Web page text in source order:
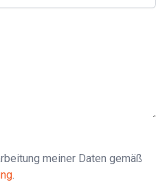
meiner Daten gemäß